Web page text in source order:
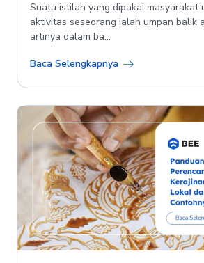
Suatu istilah yang dipakai masyarakat
aktivitas seseorang ialah umpan balik
artinya dalam ba...
Baca Selengkapnya